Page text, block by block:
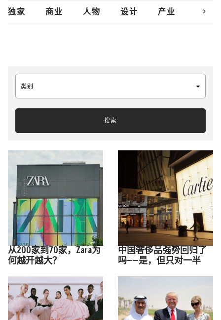
独家 商业 人物 设计 产业 创新
chevron_right
类别
搜索
从200家到70家，Zara为
何越开越大？
中国奢侈品强势回归了
吗——是，但只对一半